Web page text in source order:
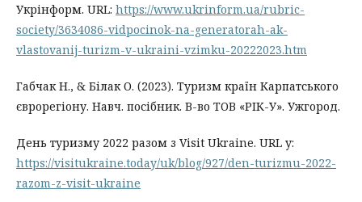
Укрінформ. URL: https://www.ukrinform.ua/rubric-
society/3634086-vidpocinok-na-generatorah-ak-
vlastovanij-turizm-v-ukraini-vzimku-20222023.htm
Габчак Н., & Білак О. (2023). Туризм країн Карпатського
єврорегіону. Навч. посібник. В-во ТОВ «РІК-У». Ужгород.
День туризму 2022 разом з Visit Ukraine. URL у:
https://visitukraine.today/uk/blog/927/den-turizmu-2022-
razom-z-visit-ukraine